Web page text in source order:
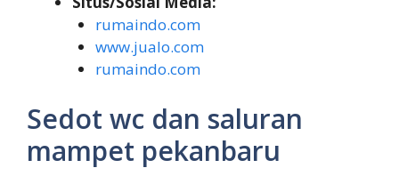
rumaindo.com
www.jualo.com
rumaindo.com
Sedot wc dan saluran
mampet pekanbaru